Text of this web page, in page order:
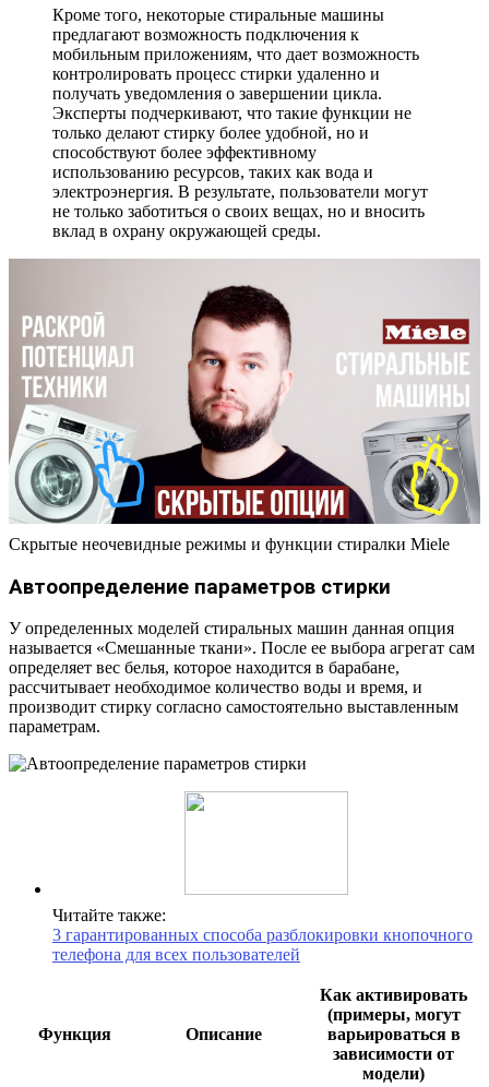
Кроме того, некоторые стиральные машины
предлагают возможность подключения к
мобильным приложениям, что дает возможность
контролировать процесс стирки удаленно и
получать уведомления о завершении цикла.
Эксперты подчеркивают, что такие функции не
только делают стирку более удобной, но и
способствуют более эффективному
использованию ресурсов, таких как вода и
электроэнергия. В результате, пользователи могут
не только заботиться о своих вещах, но и вносить
вклад в охрану окружающей среды.
Скрытые неочевидные режимы и функции стиралки Miele
Автоопределение параметров стирки
У определенных моделей стиральных машин данная опция
называется «Смешанные ткани». После ее выбора агрегат сам
определяет вес белья, которое находится в барабане,
рассчитывает необходимое количество воды и время, и
производит стирку согласно самостоятельно выставленным
параметрам.
Читайте также:
3 гарантированных способа разблокировки кнопочного
телефона для всех пользователей
Функция Описание
Как активировать
(примеры, могут
варьироваться в
зависимости от
модели)